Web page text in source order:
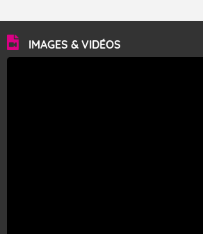
IMAGES & VIDÉOS